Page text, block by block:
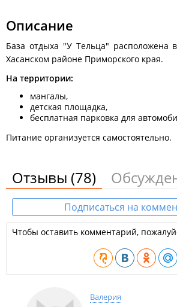
дороге поселка до поворота налево на
отмечено: "Хасан - налево"). Затем 67 км
до поселка Барабаш, проезжать его
поселок) и еще 20 км до поворота
хорошей грунтовке 16 км до с.Безверхово.
Описание
База отдыха "У Тельца" расположена
Хасанском районе Приморского края.
На территории:
мангалы,
детская площадка,
бесплатная парковка для
Питание организуется самостоятельно.
Отзывы (78)
Подписаться на
Чтобы оставить комментарий,
Валерия